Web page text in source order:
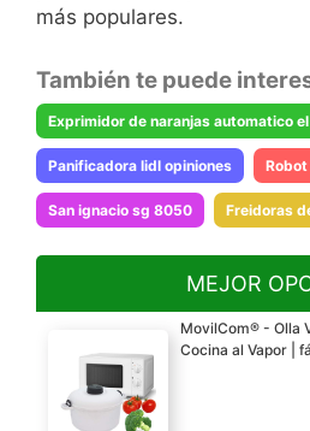
más populares.
También te puede
Exprimidor de naranjas automatico
Panificadora lidl opiniones
San ignacio sg 8050 Freidoras
MEJOR
MovilCom® - Olla
Cocina al Vapor |